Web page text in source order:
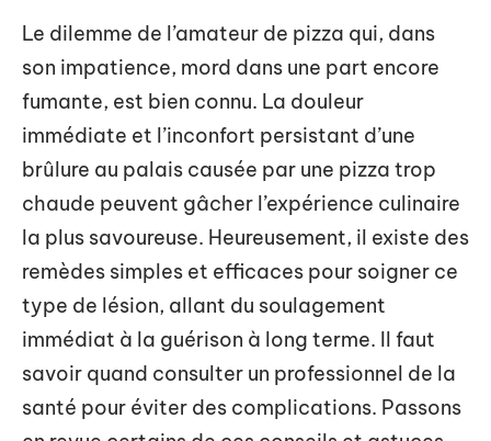
Le dilemme de l’amateur de pizza qui, dans
son impatience, mord dans une part encore
fumante, est bien connu. La douleur
immédiate et l’inconfort persistant d’une
brûlure au palais causée par une pizza trop
chaude peuvent gâcher l’expérience culinaire
la plus savoureuse. Heureusement, il existe des
remèdes simples et efficaces pour soigner ce
type de lésion, allant du soulagement
immédiat à la guérison à long terme. Il faut
savoir quand consulter un professionnel de la
santé pour éviter des complications. Passons